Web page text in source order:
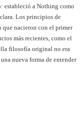
estableció a Nothing como
Los principios de
nacieron con el primer
más recientes, como el
filosofía original no era
nueva forma de entender